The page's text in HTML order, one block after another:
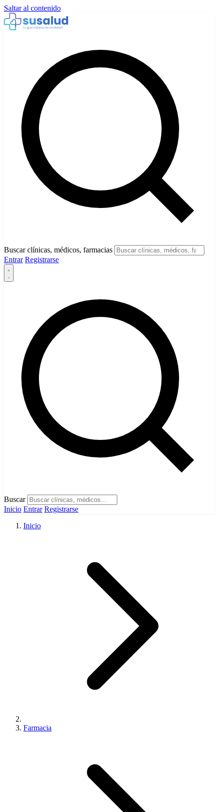
Saltar al contenido
Buscar clínicas, médicos, farmacias
Entrar Registrarse
Buscar
Inicio Entrar Registrarse
Inicio
Farmacia